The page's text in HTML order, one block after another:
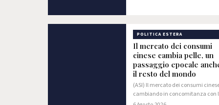
POLITICA ESTERA
Il mercato dei consumi
cinese cambia pelle, un
passaggio epocale
il resto del mondo
(ASI) Il mercato dei consumi
cambiando in concomitanza con
trasformazione industriale e